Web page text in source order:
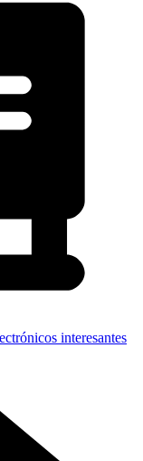
interesantes